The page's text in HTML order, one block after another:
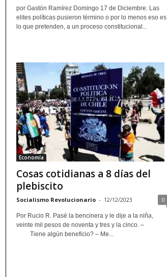
por Gastón Ramírez Domingo 17 de Diciembre. Las
elites políticas pusieron término o por lo menos eso es
lo que pretenden, a un proceso constitucional...
Economía
Cosas cotidianas a 8 días del
plebiscito
Socialismo Revolucionario - 12/12/2023 0
Por Rucio R. Pasé la bencinera y le dije a la niña,
veinte mil pesos de noventa y tres y la cinco. –
Tiene algún beneficio? – Me...